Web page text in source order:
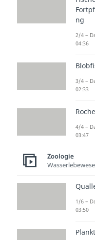
ng
2/4 –
04:36
3/4 –
02:33
4/4 –
03:47
Zoologie
1/6 –
03:50